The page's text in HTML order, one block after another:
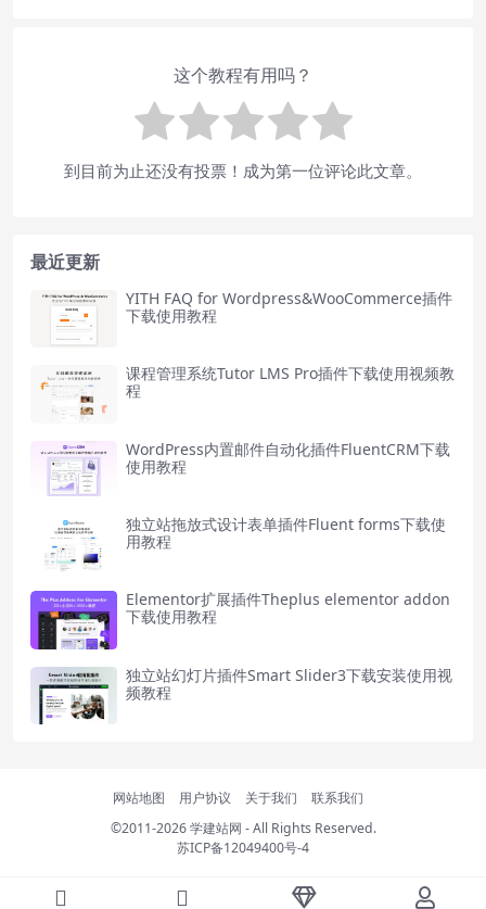
这个教程有用吗？
到目前为止还没有投票！成为第一位评论此文章。
最近更新
YITH FAQ for Wordpress&WooCommerce插件
下载使用教程
课程管理系统Tutor LMS Pro插件下载使用视频教
程
WordPress内置邮件自动化插件FluentCRM下载
使用教程
独立站拖放式设计表单插件Fluent forms下载使
用教程
Elementor扩展插件Theplus elementor addon
下载使用教程
独立站幻灯片插件Smart Slider3下载安装使用视
频教程
网站地图 用户协议 关于我们
联系我们
©2011-2026学建站网 - All Rights Reserved.
苏ICP备12049400号-4